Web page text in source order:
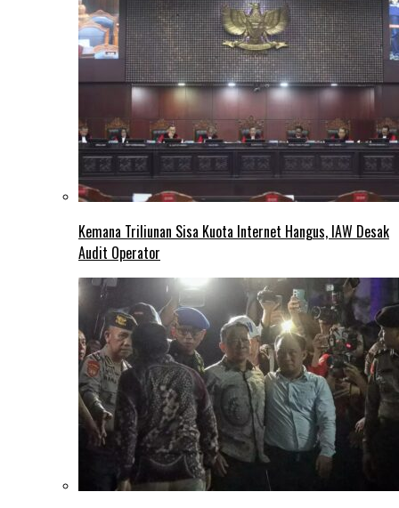
Kemana Triliunan Sisa Kuota Internet Hangus, IAW Desak
Audit Operator